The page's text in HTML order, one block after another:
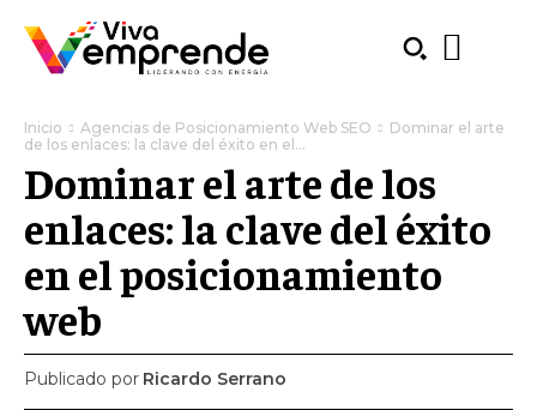
Inicio Agencias de Posicionamiento Web SEO
Dominar el arte
de los enlaces: la clave del éxito en el...
Dominar el arte de los
enlaces: la clave del éxito
en el posicionamiento
web
Publicado por Ricardo Serrano